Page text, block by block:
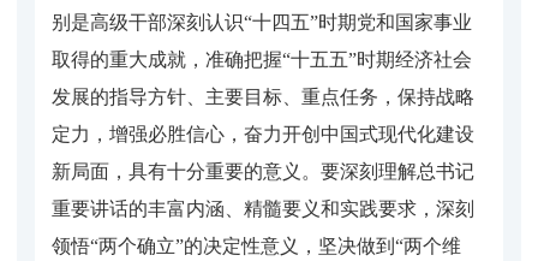
别是高级干部深刻认识“十四五”时期党和国家事业
取得的重大成就，准确把握“十五五”时期经济社会
发展的指导方针、主要目标、重点任务，保持战略
定力，增强必胜信心，奋力开创中国式现代化建设
新局面，具有十分重要的意义。要深刻理解总书记
重要讲话的丰富内涵、精髓要义和实践要求，深刻
领悟“两个确立”的决定性意义，坚决做到“两个维